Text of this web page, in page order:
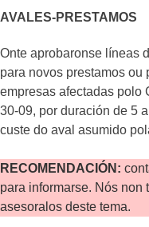
AVALES-PRESTAMOS
Onte aprobaronse líneas
para novos prestamos ou
empresas afectadas polo
30-09, por duración de 5
custe do aval asumido
RECOMENDACIÓN:
para informarse. Nós non
asesoralos deste tema.